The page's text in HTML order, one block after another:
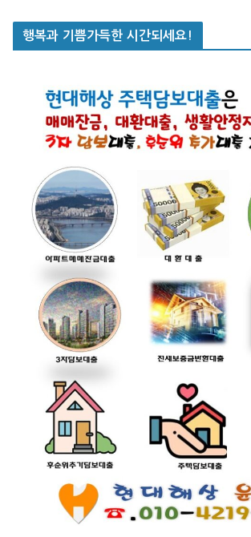
행복과 기쁨가득한 시간되세요!